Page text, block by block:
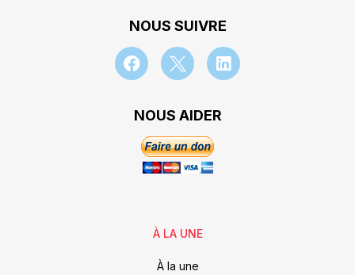
NOUS SUIVRE
NOUS AIDER
À LA UNE
À la une